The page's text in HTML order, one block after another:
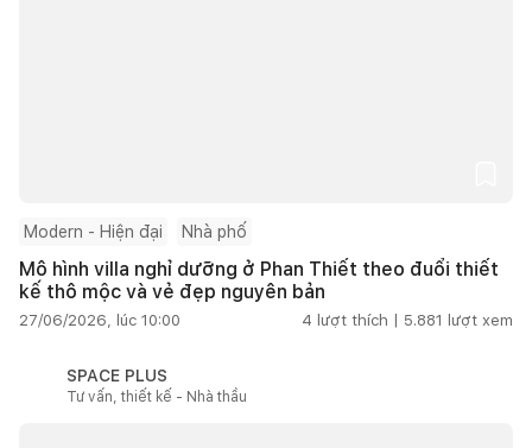
Modern - Hiện đại Nhà phố
Mô hình villa nghỉ dưỡng ở Phan Thiết theo đuổi thiết
kế thô mộc và vẻ đẹp nguyên bản
27/06/2026, lúc 10:00 4 lượt thích | 5.881 lượt xem
SPACE PLUS
Tư vấn, thiết kế - Nhà thầu